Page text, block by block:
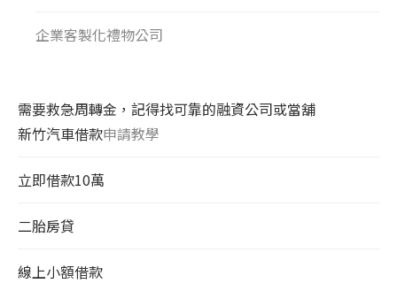
企業客製化禮物公司
需要救急周轉金，記得找可靠的融資公司或當舖
新竹汽車借款申請教學
立即借款10萬
二胎房貸
線上小額借款